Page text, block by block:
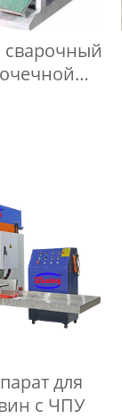
сварочный
для
с ЧПУ